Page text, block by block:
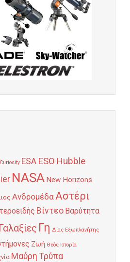
Curiosity ESA ESO Hubble
NASA New Horizons
ΑνδρομέδαΑστέρι
Βίντεο Βαρύτητα
Γαλαξίες Γη Δίας Εξωπλανήτης
Ζωή Θεός Ιστορία
Μαύρη Τρύπα